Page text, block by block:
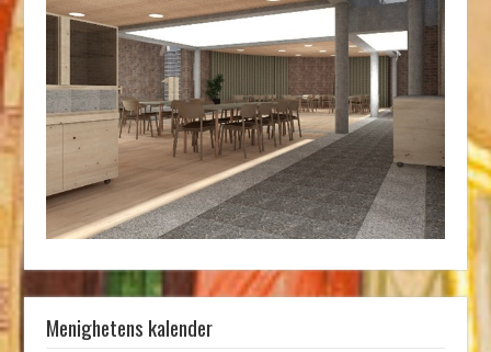
Menighetens kalender